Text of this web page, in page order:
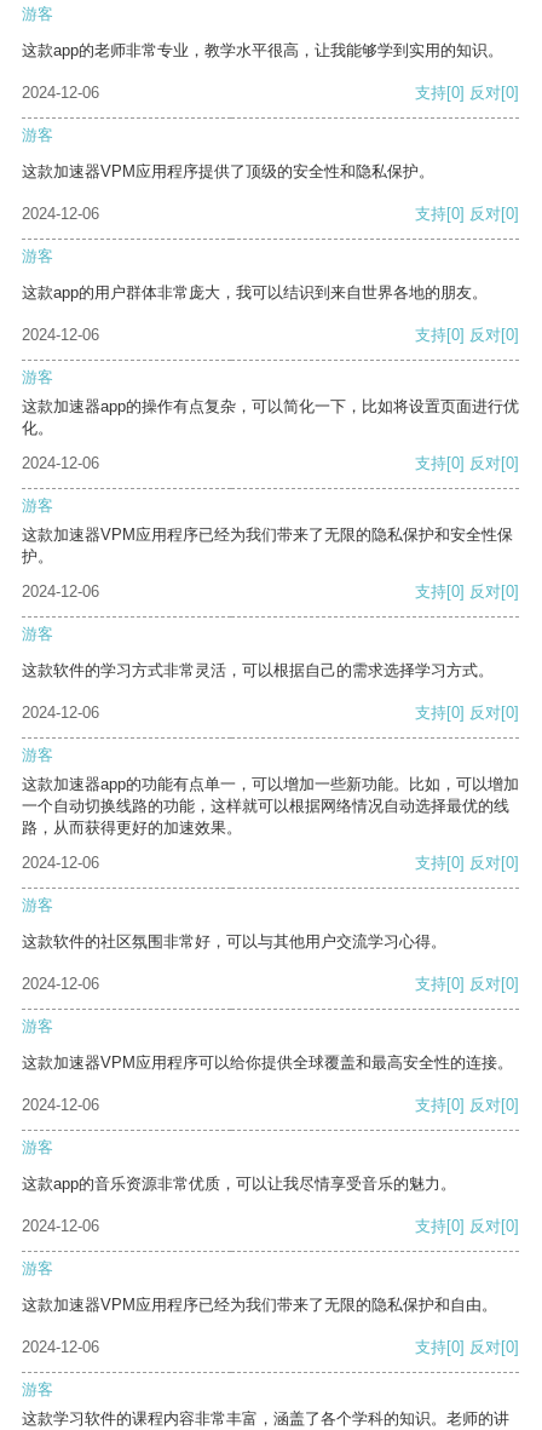
游客
这款app的老师非常专业，教学水平很高，让我能够学到实用的知识。
2024-12-06 支持[0] 反对[0]
游客
这款加速器VPM应用程序提供了顶级的安全性和隐私保护。
2024-12-06 支持[0] 反对[0]
游客
这款app的用户群体非常庞大，我可以结识到来自世界各地的朋友。
2024-12-06 支持[0] 反对[0]
游客
这款加速器app的操作有点复杂，可以简化一下，比如将设置页面进行优
化。
2024-12-06
支持[0] 反对[0]
游客
这款加速器VPM应用程序已经为我们带来了无限的隐私保护和安全性保
护。
2024-12-06
支持[0] 反对[0]
游客
这款软件的学习方式非常灵活，可以根据自己的需求选择学习方式。
2024-12-06 支持[0] 反对[0]
游客
这款加速器app的功能有点单一，可以增加一些新功能。比如，可以增加
一个自动切换线路的功能，这样就可以根据网络情况自动选择最优的线
路，从而获得更好的加速效果。
2024-12-06
支持[0] 反对[0]
游客
这款软件的社区氛围非常好，可以与其他用户交流学习心得。
2024-12-06 支持[0] 反对[0]
游客
这款加速器VPM应用程序可以给你提供全球覆盖和最高安全性的连接。
2024-12-06 支持[0] 反对[0]
游客
这款app的音乐资源非常优质，可以让我尽情享受音乐的魅力。
2024-12-06 支持[0] 反对[0]
游客
这款加速器VPM应用程序已经为我们带来了无限的隐私保护和自由。
2024-12-06 支持[0] 反对[0]
游客
这款学习软件的课程内容非常丰富，涵盖了各个学科的知识。老师的讲